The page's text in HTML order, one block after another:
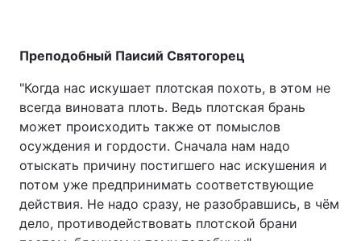
Преподобный Паисий Святогорец
"Когда нас искушает плотская похоть, в этом не
всегда виновата плоть. Ведь плотская брань
может происходить также от помыслов
осуждения и гордости. Сначала нам надо
отыскать причину постигшего нас искушения и
потом уже предпринимать соответствующие
действия. Не надо сразу, не разобравшись, в чём
дело, противодействовать плотской брани